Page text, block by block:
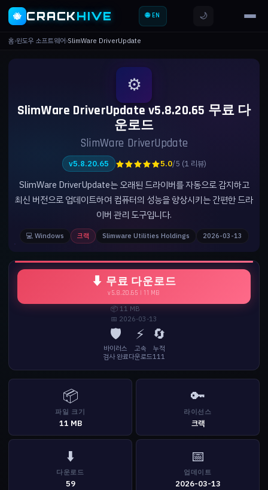
🐝 CRACKHIVE 🌐 EN 🌙
홈›윈도우 소프트웨어›SlimWare DriverUpdate
⚙️
SlimWare DriverUpdate v5.8.20.65 무료 다
운로드
SlimWare DriverUpdate
v5.8.20.65 ★★★★★5.0/5 (1 리뷰)
SlimWare DriverUpdate는 오래된 드라이버를 자동으로 감지하고
최신 버전으로 업데이트하여 컴퓨터의 성능을 향상시키는 간편한 드라
이버 관리 도구입니다.
💻 Windows 크랙 Slimware Utilities Holdings 2026-03-13
⬇ 무료 다운로드
v5.8.20.65 | 11 MB
📦 11 MB
📅 2026-03-13
🛡️
바이러스
검사 완료
⚡
고속
다운로드
🔄
누적
111
📦
파일 크기
11 MB
🔑
라이선스
크랙
⬇️
다운로드
59
📅
업데이트
2026-03-13